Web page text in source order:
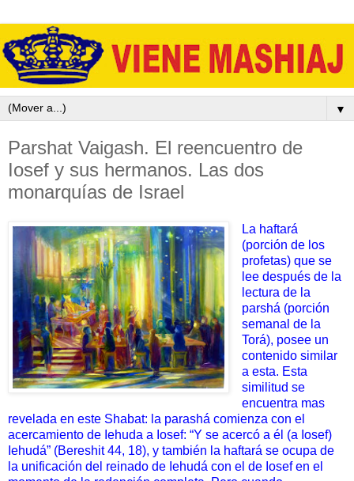
▼
Parshat Vaigash. El reencuentro de
Iosef y sus hermanos. Las dos
monarquías de Israel
La haftará
(porción de los
profetas) que se
lee después de la
lectura de la
parshá (porción
semanal de la
Torá), posee un
contenido similar
a esta. Esta
similitud se
encuentra mas
revelada en este Shabat: la parashá comienza con el
acercamiento de Iehuda a Iosef: “Y se acercó a él (a Iosef)
Iehudá” (Bereshit 44, 18), y también la haftará se ocupa de
la unificación del reinado de Iehudá con el de Iosef en el